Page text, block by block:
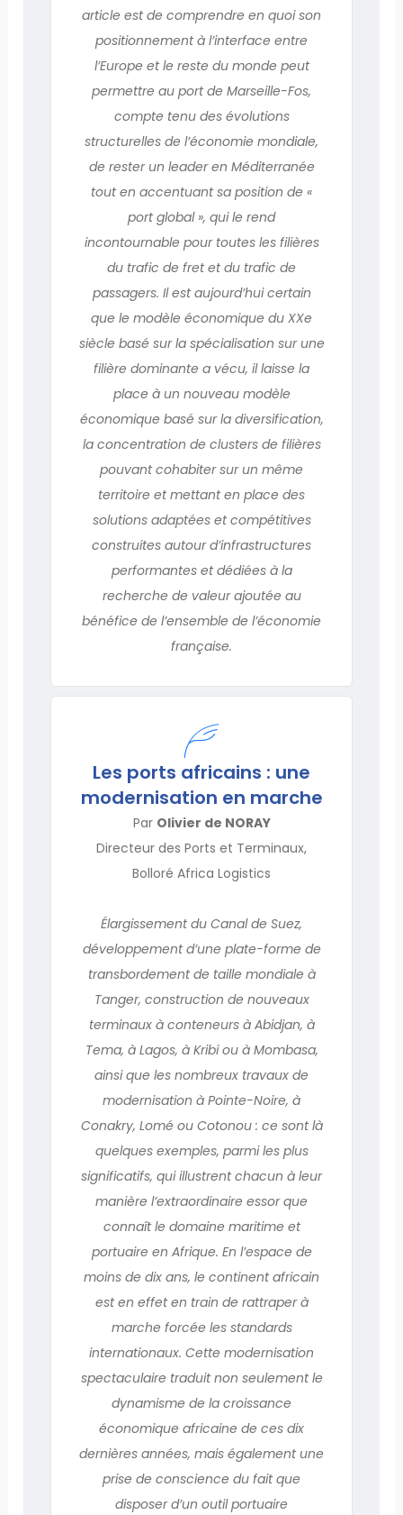
article est de comprendre en quoi son
positionnement à l’interface entre
l’Europe et le reste du monde peut
permettre au port de Marseille-Fos,
compte tenu des évolutions
structurelles de l’économie mondiale,
de rester un leader en Méditerranée
tout en accentuant sa position de «
port global », qui le rend
incontournable pour toutes les filières
du trafic de fret et du trafic de
passagers. Il est aujourd’hui certain
que le modèle économique du XXe
siècle basé sur la spécialisation sur une
filière dominante a vécu, il laisse la
place à un nouveau modèle
économique basé sur la diversification,
la concentration de clusters de filières
pouvant cohabiter sur un même
territoire et mettant en place des
solutions adaptées et compétitives
construites autour d’infrastructures
performantes et dédiées à la
recherche de valeur ajoutée au
bénéfice de l’ensemble de l’économie
française.
Les ports africains : une
modernisation en marche
Par Olivier de NORAY
Directeur des Ports et Terminaux,
Bolloré Africa Logistics
Élargissement du Canal de Suez,
développement d’une plate-forme de
transbordement de taille mondiale à
Tanger, construction de nouveaux
terminaux à conteneurs à Abidjan, à
Tema, à Lagos, à Kribi ou à Mombasa,
ainsi que les nombreux travaux de
modernisation à Pointe-Noire, à
Conakry, Lomé ou Cotonou : ce sont là
quelques exemples, parmi les plus
significatifs, qui illustrent chacun à leur
manière l’extraordinaire essor que
connaît le domaine maritime et
portuaire en Afrique. En l’espace de
moins de dix ans, le continent africain
est en effet en train de rattraper à
marche forcée les standards
internationaux. Cette modernisation
spectaculaire traduit non seulement le
dynamisme de la croissance
économique africaine de ces dix
dernières années, mais également une
prise de conscience du fait que
disposer d’un outil portuaire